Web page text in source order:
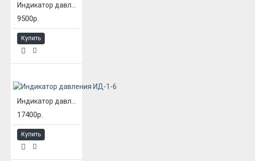
9500р.
Купить
17400р.
Купить